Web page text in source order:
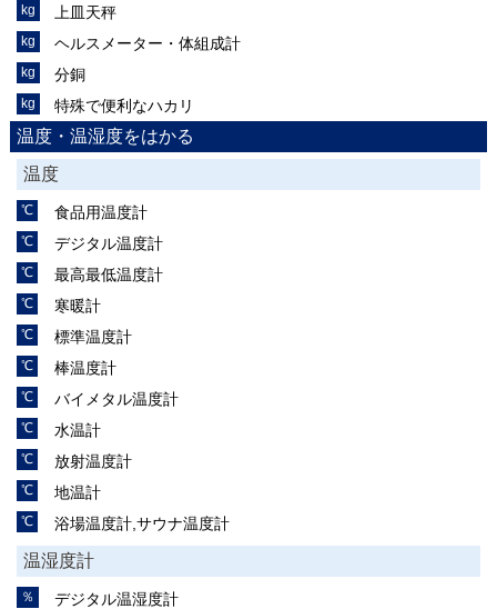
上皿天秤
ヘルスメーター・体組成計
分銅
特殊で便利なハカリ
温度・温湿度をはかる
温度
食品用温度計
デジタル温度計
最高最低温度計
寒暖計
標準温度計
棒温度計
バイメタル温度計
水温計
放射温度計
地温計
浴場温度計,サウナ温度計
温湿度計
デジタル温湿度計